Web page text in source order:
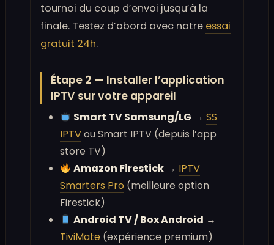
tournoi du coup d’envoi jusqu’à la
finale. Testez d’abord avec notre essai
gratuit 24h.
Étape 2 — Installer l’application
IPTV sur votre appareil
Smart TV Samsung/LG →SS
IPTVou Smart IPTV (depuis l’app
store TV)
Amazon Firestick → IPTV
Smarters Pro (meilleure option
Firestick)
Android TV / Box Android →
TiviMate (expérience premium)